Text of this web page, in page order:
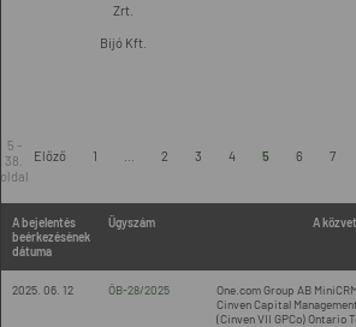
Zrt.
Bijó Kft.
5 -
38.
oldal
Előző 1 2 3 4 5 6 7
A bejelentés
beérkezésének
dátuma
Ügyszám A
2025. 06. 12 ÖB-28/2025
One.com Group AB
Cinven Capital
(Cinven VII GPCo) Ontario